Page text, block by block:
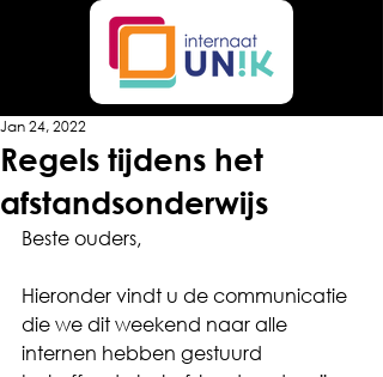
Regels tijdens het
afstandsonderwijs
Jan 24, 2022
Beste ouders,
Hieronder vindt u de communicatie
die we dit weekend naar alle
internen hebben gestuurd